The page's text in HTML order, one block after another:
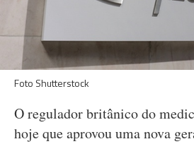
Foto Shutterstock
O regulador britânico do
hoje que aprovou uma nova